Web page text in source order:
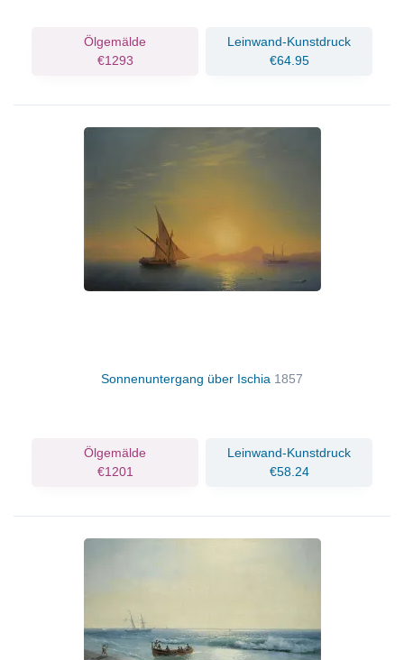
Ölgemälde
€1293
Leinwand-Kunstdruck
€64.95
Sonnenuntergang über Ischia 1857
Ölgemälde
€1201
Leinwand-Kunstdruck
€58.24